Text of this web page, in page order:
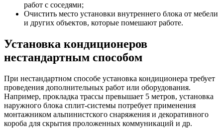
работ с соседями;
Очистить место установки внутреннего блока от мебели
и других объектов, которые помешают работе.
Установка кондиционеров
нестандартным способом
При нестандартном способе установка кондиционера требует
проведения дополнительных работ или оборудования.
Например, прокладка трассы превышает 5 метров, установка
наружного блока сплит-системы потребует применения
монтажником альпинистского снаряжения и декоративного
короба для скрытия проложенных коммуникаций и др.